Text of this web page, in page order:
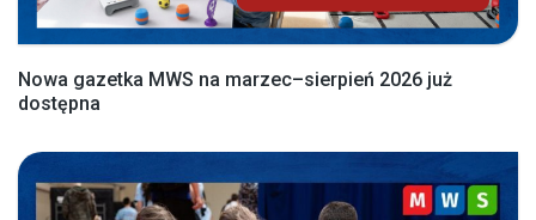
Nowa gazetka MWS na marzec–sierpień 2026 już
dostępna